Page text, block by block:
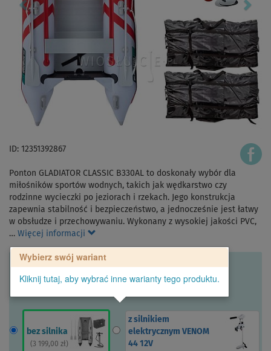
ID: 12351392867
Ponton GLADIATOR CLASSIC B330AL to doskonały wybór dla
miłośników sportów wodnych, takich jak wędkarstwo czy
rodzinne wycieczki po jeziorach i rzekach. Jego konstrukcja
zapewnia stabilność i bezpieczeństwo, a jednocześnie jest łatwy
w obsłudze i przechowywaniu. Wykonany z wysokiej jakości PVC,
… Więcej informacji
Wybierz swój wariant
Kliknij tutaj, aby wybrać inne warianty tego produktu.
bez silnika
( 3 199,00 zł)
z silnikiem
elektrycznym VENOM
44 12V